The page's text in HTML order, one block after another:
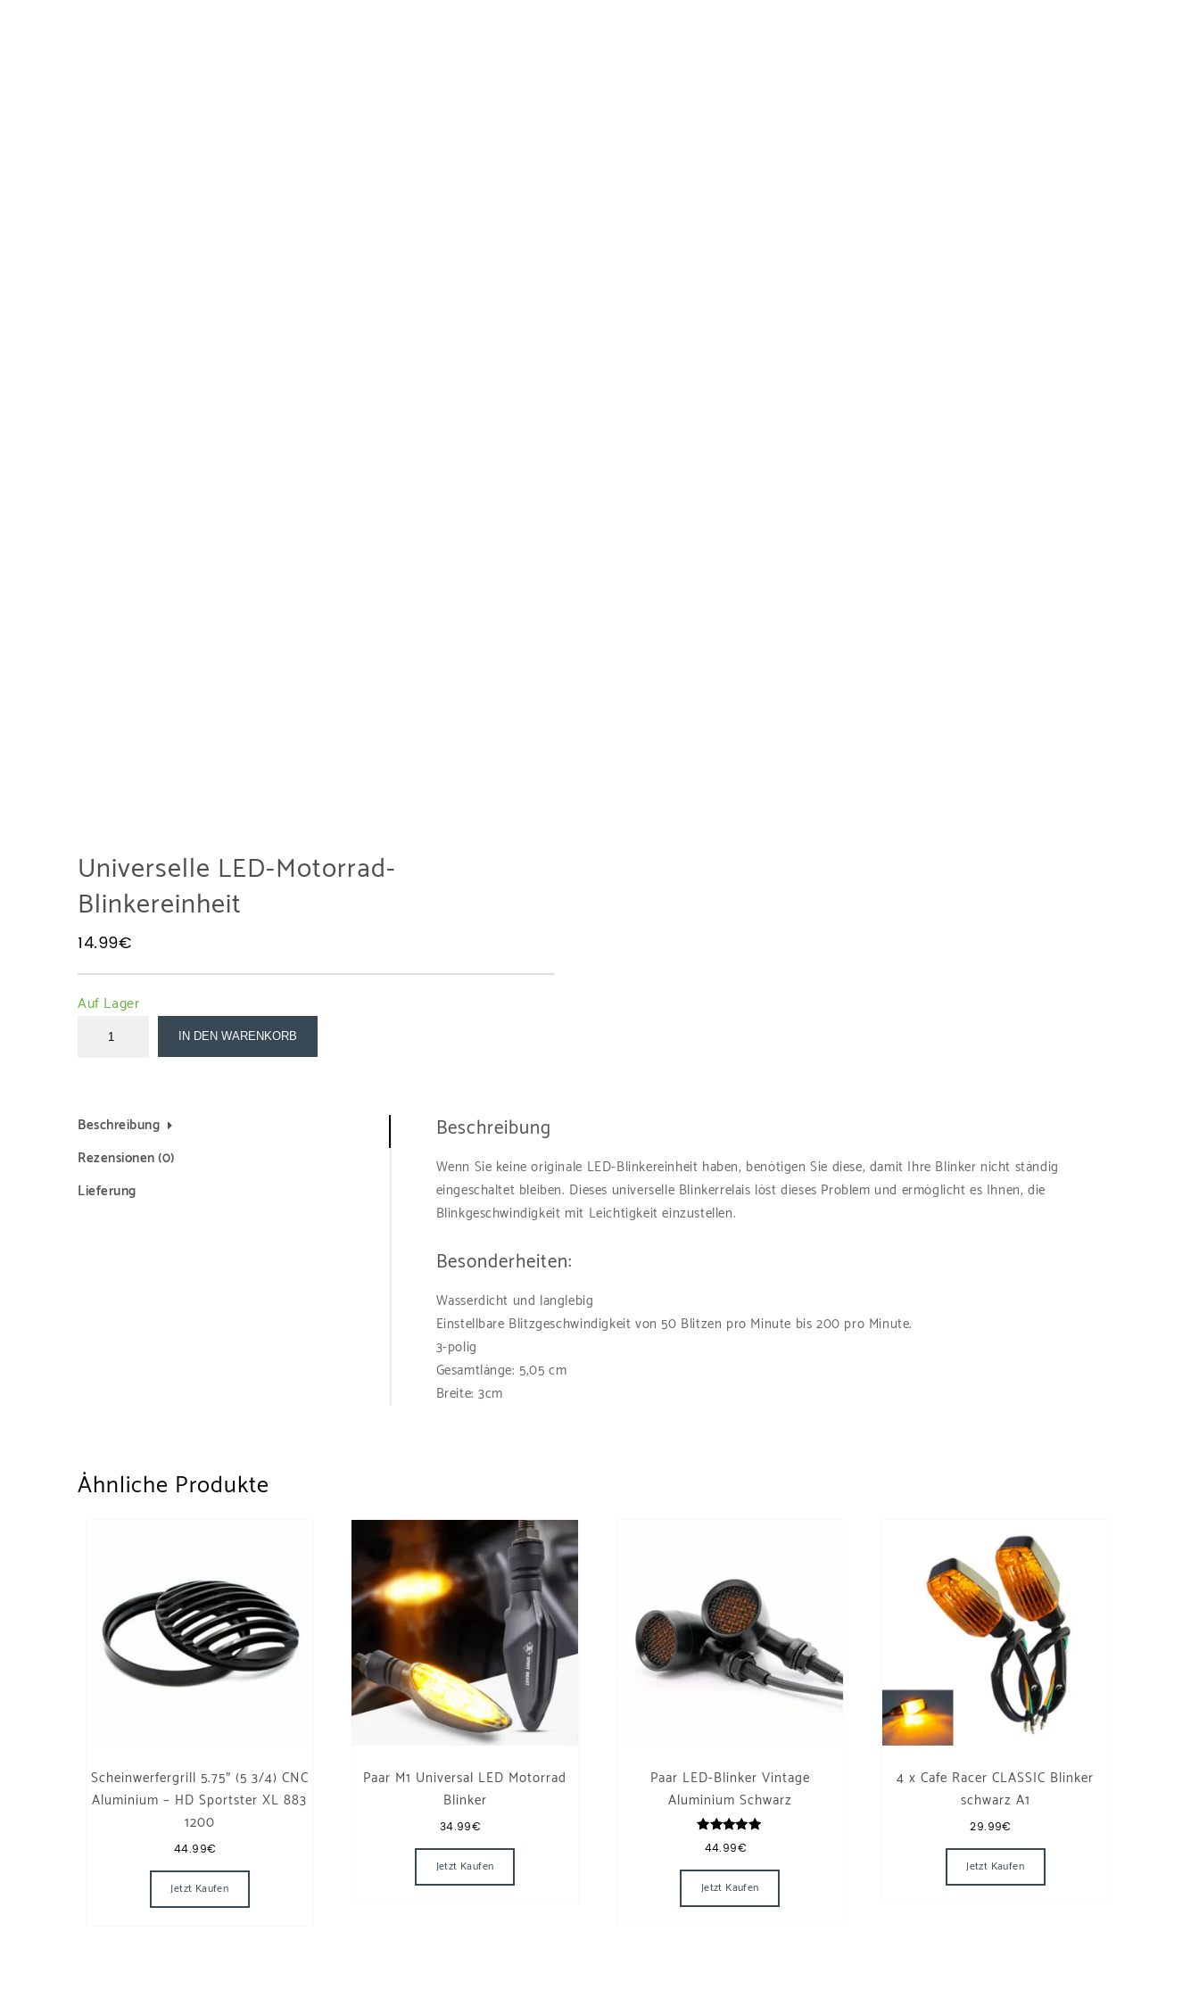
Universelle LED-Motorrad-
Blinkereinheit
14.99€
Auf Lager
IN DEN WARENKORB
Beschreibung
Rezensionen (0)
Lieferung
Beschreibung
Wenn Sie keine originale LED-Blinkereinheit haben, benötigen Sie diese, damit Ihre Blinker nicht ständig
eingeschaltet bleiben. Dieses universelle Blinkerrelais löst dieses Problem und ermöglicht es Ihnen, die
Blinkgeschwindigkeit mit Leichtigkeit einzustellen.
Besonderheiten:
Wasserdicht und langlebig
Einstellbare Blitzgeschwindigkeit von 50 Blitzen pro Minute bis 200 pro Minute.
3-polig
Gesamtlänge: 5,05 cm
Breite: 3cm
Ähnliche Produkte
Scheinwerfergrill 5.75″ (5 3/4) CNC
Aluminium – HD Sportster XL 883
1200
44.99€
Jetzt Kaufen
Paar M1 Universal LED Motorrad
Blinker
34.99€
Jetzt Kaufen
Paar LED-Blinker Vintage
Aluminium Schwarz
Bewertet
mit
44.99€
Jetzt Kaufen
4 x Cafe Racer CLASSIC Blinker
schwarz A1
29.99€
Jetzt Kaufen